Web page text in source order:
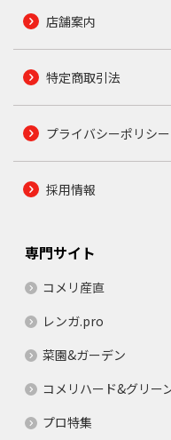
店舗案内
特定商取引法
プライバシーポリシー
採用情報
専門サイト
コメリ産直
レンガ.pro
菜園&ガーデン
コメリハード&グリー
プロ特集